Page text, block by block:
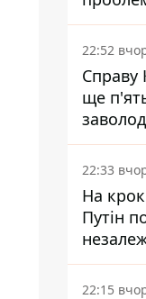
22:52
Справу
ще
суду
22:33
На
Путін
22:15